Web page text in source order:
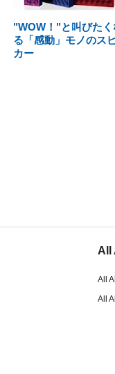
"WOW！"と叫びたく
る「感動」モノのス
カー
All
All
All